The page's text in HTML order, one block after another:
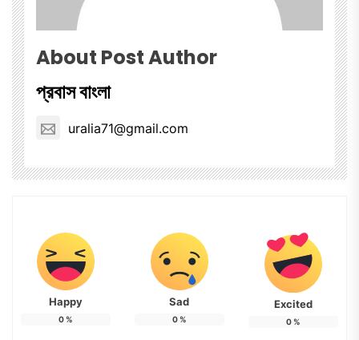
About Post Author
প্রবাস বাংলা
uralia71@gmail.com
Happy
0%
Sad
0%
Excited
0%